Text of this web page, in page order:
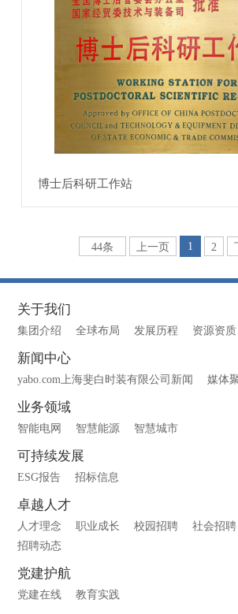
博士后科研工作站
44条 上一页 1 2
关于我们
集团介绍 全球布局 发展历程 资源资质
新闻中心
yabo.com上海斐白时装有限公司新闻 媒体
业务领域
智能电网 智慧能源 智慧城市
可持续发展
ESG报告 招标信息
卓越人才
人才理念 职业成长 校园招聘 社会招聘
招聘动态
党建护航
党建在线 教育实践